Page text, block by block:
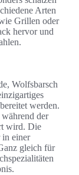
Arten
Grillen oder
hervor und
Wolfsbarsch
werden.
der
wird. Die
in einer
gleich für